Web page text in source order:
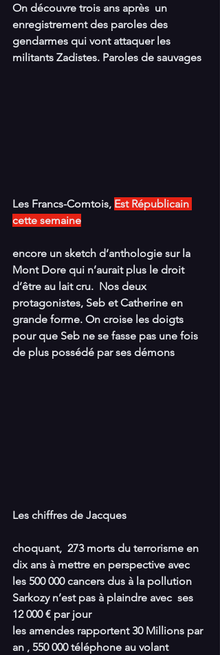
On découvre trois ans après  un
enregistrement des paroles des
gendarmes qui vont attaquer les
militants Zadistes. Paroles de sauvages
Les Francs-Comtois, Est Républicain
cette semaine
encore un sketch d’anthologie sur la
Mont Dore qui n’aurait plus le droit
d’être au lait cru.  Nos deux
protagonistes, Seb et Catherine en
grande forme. On croise les doigts
pour que Seb ne se fasse pas une fois
de plus possédé par ses démons
Les chiffres de Jacques
choquant,  273 morts du terrorisme en
dix ans à mettre en perspective avec
les 500 000 cancers dus à la pollution
Sarkozy n’est pas à plaindre avec  ses
12 000 € par jour
les amendes rapportent 30 Millions par
an , 550 000 téléphone au volant